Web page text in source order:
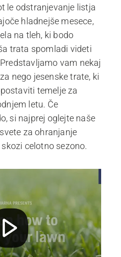
le odstranjevanje listja
hladnejše mesece,
na tleh, ki bodo
trata spomladi videti
vam nekaj
nego jesenske trate, ki
temelje za
letu. Če
si najprej oglejte naše
za ohranjanje
celotno sezono.